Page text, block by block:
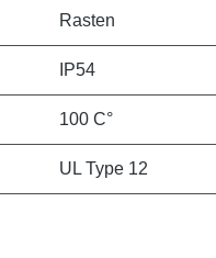
Rasten
IP54
100 C°
UL Type 12